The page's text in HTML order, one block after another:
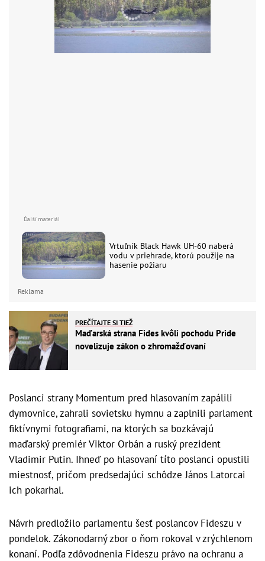
Vrtuľník Black Hawk UH-60 naberá
vodu v priehrade, ktorú použije na
hasenie požiaru
Reklama
PREČÍTAJTE SI TIEŽ
Maďarská strana Fides kvôli pochodu Pride
novelizuje zákon o zhromažďovaní
Poslanci strany Momentum pred hlasovaním zapálili
dymovnice, zahrali sovietsku hymnu a zaplnili parlament
fiktívnymi fotografiami, na ktorých sa bozkávajú
maďarský premiér Viktor Orbán a ruský prezident
Vladimir Putin. Ihneď po hlasovaní títo poslanci opustili
miestnosť, pričom predsedajúci schôdze János Latorcai
ich pokarhal.
Návrh predložilo parlamentu šesť poslancov Fideszu v
pondelok. Zákonodarný zbor o ňom rokoval v zrýchlenom
konaní. Podľa zdôvodnenia Fideszu právo na ochranu a